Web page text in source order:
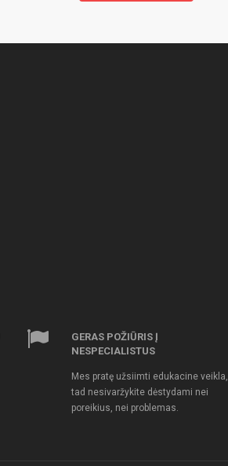
GERAS POŽIŪRIS Į
NESPECIALISTUS
Mes pratę užsiimti edukacine veikla,
tad nesivaržykite dėstydami nei
poreikius, nei problemas.